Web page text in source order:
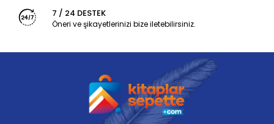
7 / 24 DESTEK
Öneri ve şikayetlerinizi bize iletebilirsiniz.